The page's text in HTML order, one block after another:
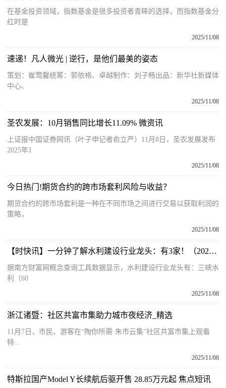
在基金投资领域，指数基金是很多投资者青睐的选择，而指数基金分
红时是
2025/11/08
速递！凡人微光 | 逆行，是他们最美的姿态
策划：崔莺馨统筹：郭依格、卓越制作：刘子畅出品：新华社新媒体
中心、
2025/11/08
圣农发展：10月销售同比增长11.09% 微资讯
上证报中国证券网讯（叶子申记者俞立严）11月8日，圣农发展发布
2025年1
2025/11/08
今日热门!期货合约的跨市场套利风险与收益？
期货合约的跨市场套利是一种在不同市场之间进行交易以获取利润的
策略，
2025/11/08
【时快讯】一分钟了解水利建设行业龙头：有3家！（2025/11/7）
据南方财富网概念查询工具数据显示，水利建设行业龙头有：三峡水
利（60
2025/11/08
浙江诸暨：社区共富市集助力城市夜经济_精选
11月7日，市民、游客在“陶你所需·朱市云集”社区共富市集上观看
特...
2025/11/08
特斯拉国产Model Y长续航后驱开售 28.85万元起 焦点短讯